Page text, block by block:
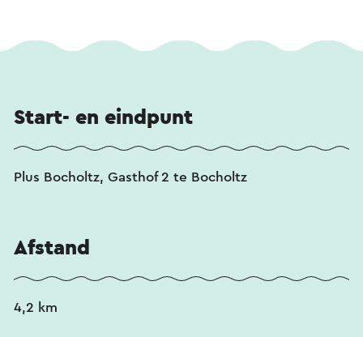
Start- en eindpunt
Plus Bocholtz, Gasthof 2 te Bocholtz
Afstand
4,2 km